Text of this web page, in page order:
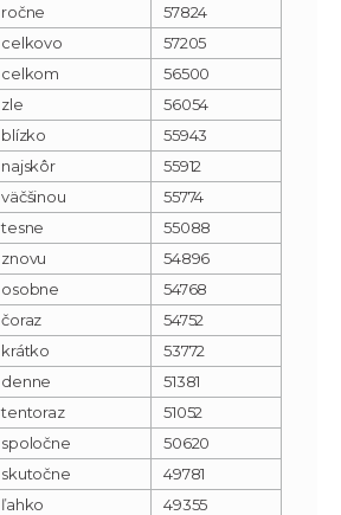
ročne
57824
celkovo
57205
celkom
56500
zle
56054
blízko
55943
najskôr
55912
väčšinou
55774
tesne
55088
znovu
54896
osobne
54768
čoraz
54752
krátko
53772
denne
51381
tentoraz
51052
spoločne
50620
skutočne
49781
ľahko
49355